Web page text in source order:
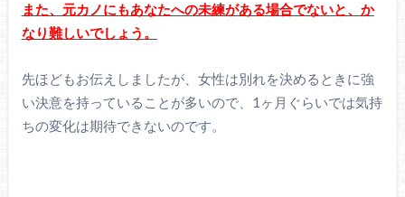
また、元カノにもあなたへの未練がある場合でないと、か
なり難しいでしょう。
先ほどもお伝えしましたが、女性は別れを決めるときに強
い決意を持っていることが多いので、1ヶ月ぐらいでは気持
ちの変化は期待できないのです。